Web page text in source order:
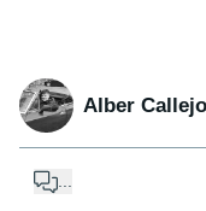
Alber Callejo
...